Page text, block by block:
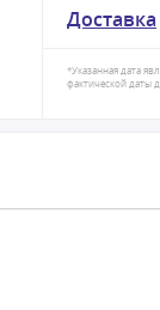
Доставка
*Указанная дата
фактической даты